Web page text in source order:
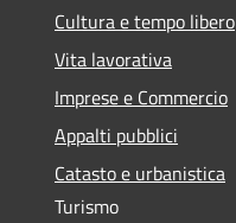
Cultura e tempo libero
Vita lavorativa
Imprese e Commercio
Appalti pubblici
Catasto e urbanistica
Turismo